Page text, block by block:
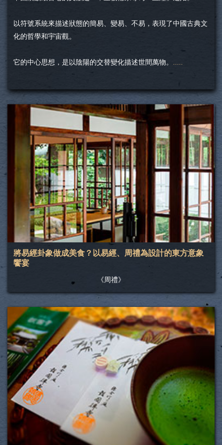
以符號系統來描述狀態的簡易、變易、不易，表現了中國古典文
化的哲學和宇宙觀。
它的中心思想，是以陰陽的交替變化描述世間萬物。
將易經卦象做成美食？以易經、周禮為設計的東方意象
饗宴
《周禮》